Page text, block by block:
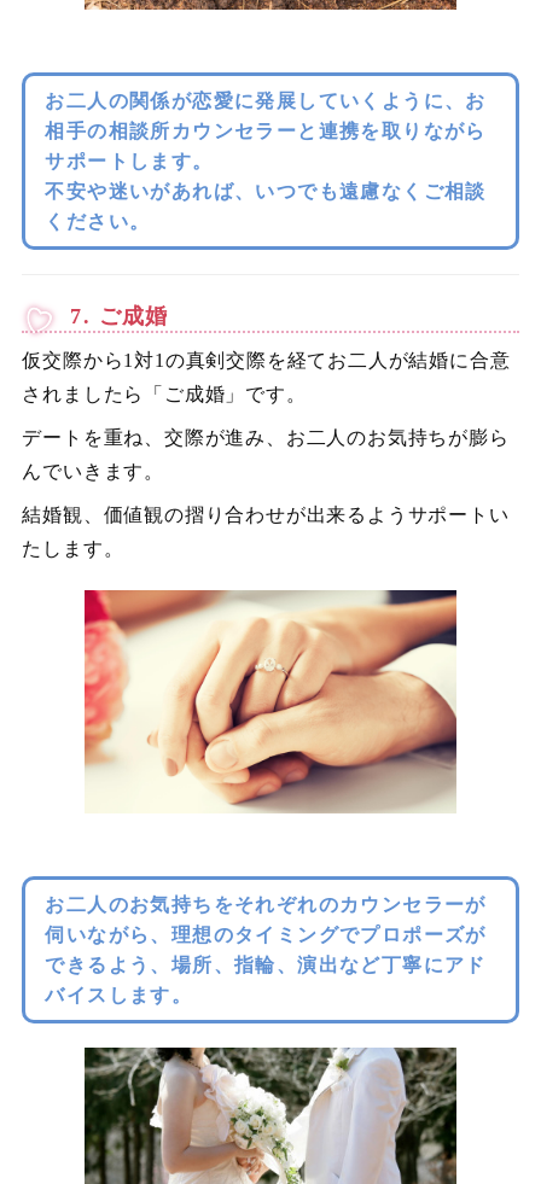
お二人の関係が恋愛に発展していくように、お
相手の相談所カウンセラーと連携を取りながら
サポートします。
不安や迷いがあれば、いつでも遠慮なくご相談
ください。
7. ご成婚
仮交際から1対1の真剣交際を経てお二人が結婚に合意
されましたら「ご成婚」です。
デートを重ね、交際が進み、お二人のお気持ちが膨ら
んでいきます。
結婚観、価値観の摺り合わせが出来るようサポートい
たします。
お二人のお気持ちをそれぞれのカウンセラーが
伺いながら、理想のタイミングでプロポーズが
できるよう、場所、指輪、演出など丁寧にアド
バイスします。